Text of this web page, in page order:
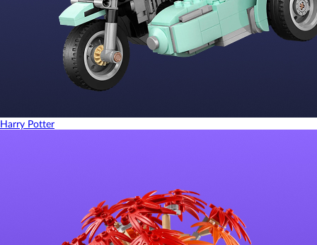
Harry Potter